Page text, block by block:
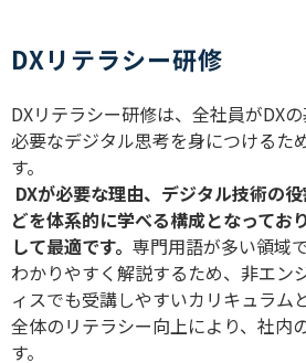
DXリテラシー研修
DXリテラシー研修は、全社員がDX
必要なデジタル思考を身につけるた
す。
DXが必要な理由、デジタル技術の
どを体系的に学べる構成となっており
して最適です。 専門用語が多い領域
わかりやすく解説するため、非エン
ィスでも受講しやすいカリキュラム
全体のリテラシー向上により、社内
す。